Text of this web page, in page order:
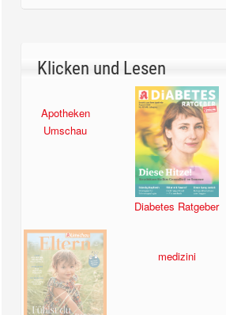
Klicken und Lesen
Diabetes Ratgeber